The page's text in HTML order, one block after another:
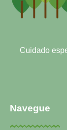
Cuidado
Navegue